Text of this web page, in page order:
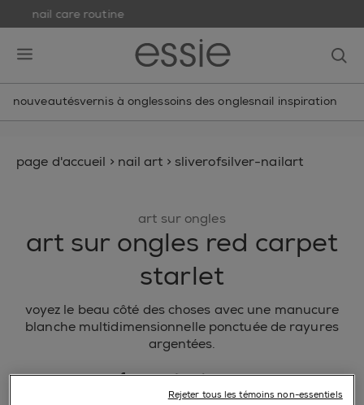
nail care routine
nouveautésvernis à onglessoins des onglesnail inspiration
page d'accueil > nail art > sliverofsilver-nailart
art sur ongles
art sur ongles red carpet
starlet
voyez le beau côté des choses avec une manucure
blanche multidimensionnelle ponctuée de rayures
argentées.
partager par facebook
partager par twitter
partager par pinterest
partager par tumblr
partager par
Rejeter tous les témoins non-essentiels